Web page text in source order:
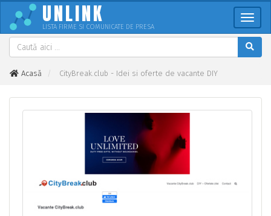
UNLINK
LISTA FIRME SI COMUNICATE DE PRESA
Acasă CityBreak.club - Idei si oferte de vacante DIY